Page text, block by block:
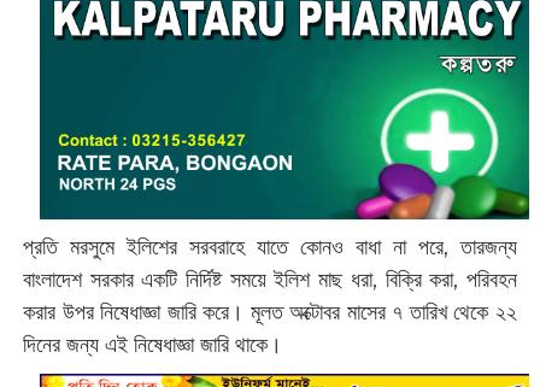
প্রতি মরসুমে ইলিশের সরবরাহে যাতে কোনও বাধা না পরে, তারজন্য
বাংলাদেশ সরকার একটি নির্দিষ্ট সময়ে ইলিশ মাছ ধরা, বিক্রি করা, পরিবহন
করার উপর নিষেধাজ্ঞা জারি করে। মূলত অক্টোবর মাসের ৭ তারিখ থেকে ২২
দিনের জন্য এই নিষেধাজ্ঞা জারি থাকে।